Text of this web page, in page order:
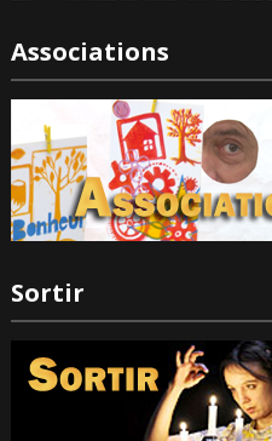
Associations
Sortir